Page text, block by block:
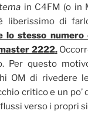
in C4FM (o in
liberissimo di
lo stesso numero
2222.Oc
Per questo
OM di rivedere
critico e un po’
verso i propri